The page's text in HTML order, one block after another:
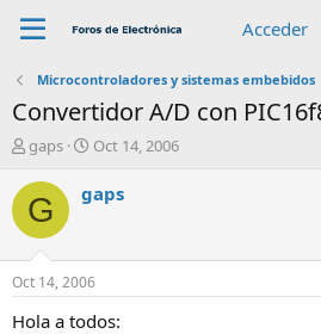
Acceder
Microcontroladores y sistemas embebidos
Convertidor A/D con
A
t
o
r
gaps
F
c
e
i
n
Oct 14, 2006
G gaps
Oct 14, 2006
Hola a todos: